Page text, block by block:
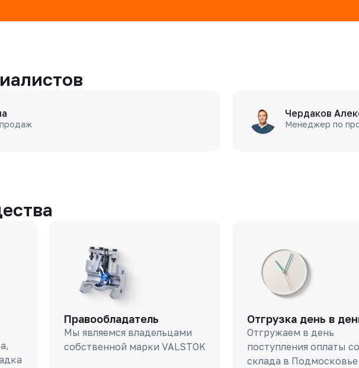
Чердаков
Менеджер по
Правообладатель
Мы являемся владельцами
собственной марки VALSTOK
Отгрузка день в
Отгружаем в день
поступления оплаты со
склада в Подмосковье